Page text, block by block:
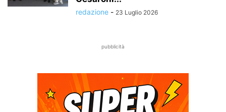
redazione - 23 Luglio 2026
pubblicità